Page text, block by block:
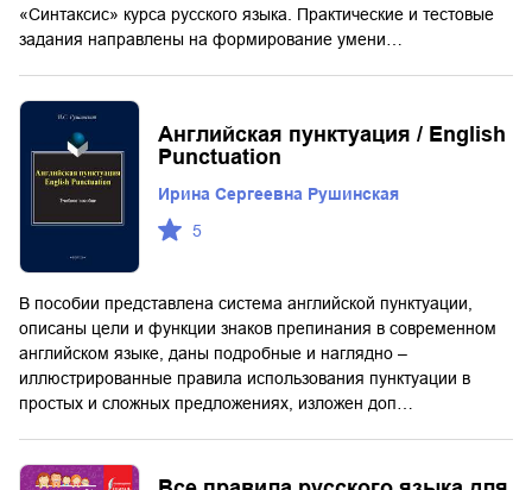
«Синтаксис» курса русского языка. Практические и тестовые
задания направлены на формирование умени…
Английская пунктуация / English
Punctuation
Ирина Сергеевна Рушинская
5
В пособии представлена система английской пунктуации,
описаны цели и функции знаков препинания в современном
английском языке, даны подробные и наглядно –
иллюстрированные правила использования пунктуации в
простых и сложных предложениях, изложен доп…